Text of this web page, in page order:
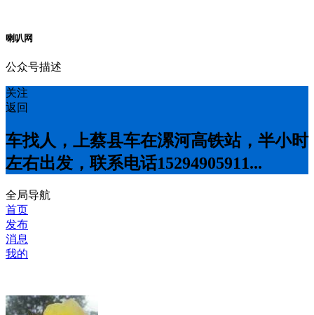
喇叭网
公众号描述
关注
返回
车找人，上蔡县车在漯河高铁站，半小时
左右出发，联系电话15294905911...
全局导航
首页
发布
消息
我的